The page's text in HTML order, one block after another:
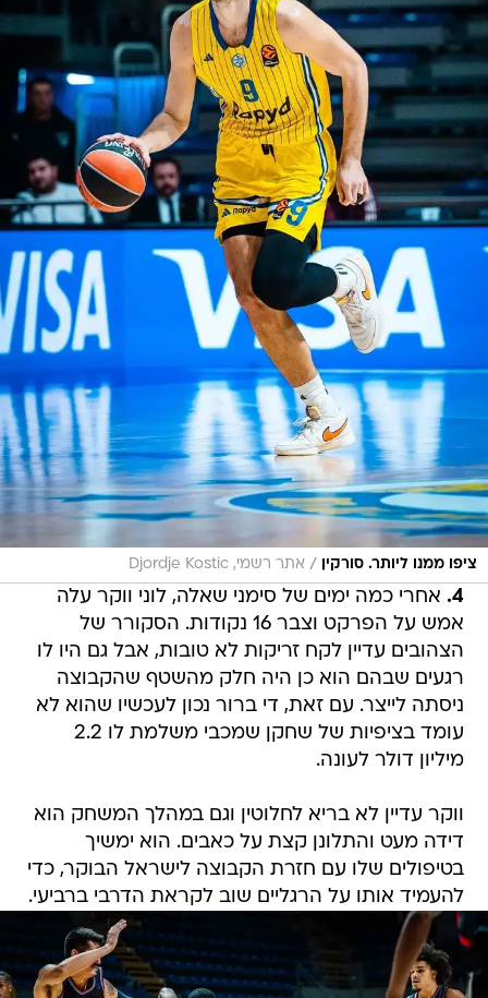
ציפו ממנו ליותר. סורקין / אתר רשמי, Djordje Kostic
4. ⁠ ⁠אחרי כמה ימים של סימני שאלה, לוני ווקר עלה
אמש על הפרקט וצבר 16 נקודות. הסקורר של
הצהובים עדיין לקח זריקות לא טובות, אבל גם היו לו
רגעים שבהם הוא כן היה חלק מהשטף שהקבוצה
ניסתה לייצר. עם זאת, די ברור נכון לעכשיו שהוא לא
עומד בציפיות של שחקן שמכבי משלמת לו 2.2
מיליון דולר לעונה.
ווקר עדיין לא בריא לחלוטין וגם במהלך המשחק הוא
דידה מעט והתלונן קצת על כאבים. הוא ימשיך
בטיפולים שלו עם חזרת הקבוצה לישראל הבוקר, כדי
להעמיד אותו על הרגליים שוב לקראת הדרבי ברביעי.